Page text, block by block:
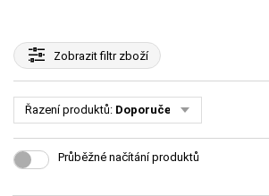
Zobrazitfiltr zboží
Řazení produktů: Doporučené
Průběžné načítání produktů